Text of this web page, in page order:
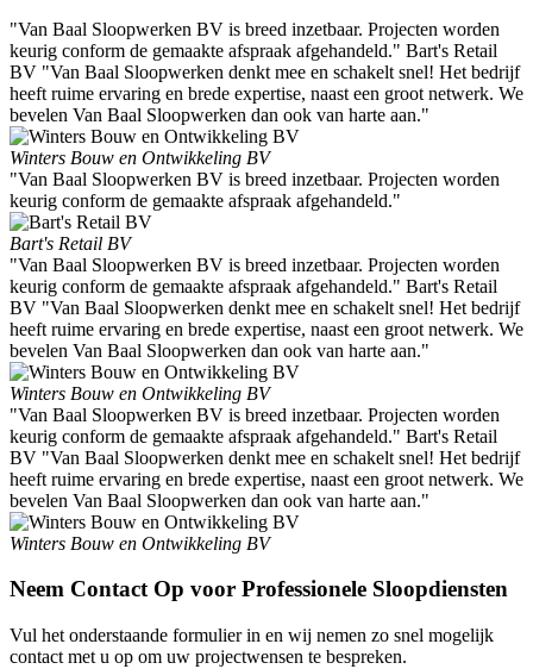
"Van Baal Sloopwerken BV is breed inzetbaar. Projecten worden
keurig conform de gemaakte afspraak afgehandeld." Bart's Retail
BV "Van Baal Sloopwerken denkt mee en schakelt snel! Het bedrijf
heeft ruime ervaring en brede expertise, naast een groot netwerk. We
bevelen Van Baal Sloopwerken dan ook van harte aan."
Winters Bouw en Ontwikkeling BV
"Van Baal Sloopwerken BV is breed inzetbaar. Projecten worden
keurig conform de gemaakte afspraak afgehandeld."
Bart's Retail BV
"Van Baal Sloopwerken BV is breed inzetbaar. Projecten worden
keurig conform de gemaakte afspraak afgehandeld." Bart's Retail
BV "Van Baal Sloopwerken denkt mee en schakelt snel! Het bedrijf
heeft ruime ervaring en brede expertise, naast een groot netwerk. We
bevelen Van Baal Sloopwerken dan ook van harte aan."
Winters Bouw en Ontwikkeling BV
"Van Baal Sloopwerken BV is breed inzetbaar. Projecten worden
keurig conform de gemaakte afspraak afgehandeld." Bart's Retail
BV "Van Baal Sloopwerken denkt mee en schakelt snel! Het bedrijf
heeft ruime ervaring en brede expertise, naast een groot netwerk. We
bevelen Van Baal Sloopwerken dan ook van harte aan."
Winters Bouw en Ontwikkeling BV
Neem Contact Op voor Professionele Sloopdiensten
Vul het onderstaande formulier in en wij nemen zo snel mogelijk
contact met u op om uw projectwensen te bespreken.